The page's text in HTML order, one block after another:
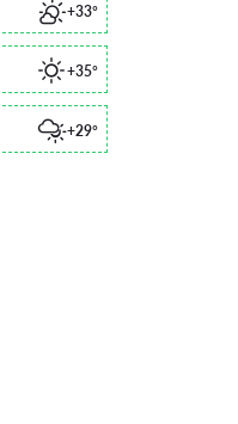
+33°
+35°
+29°